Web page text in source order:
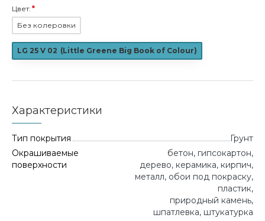
Цвет:
Без колеровки
LG 25 V 02 (Little Greene Big Book of Colour)
Характеристики
Тип покрытия
Грунт
Окрашиваемые
поверхности
бетон, гипсокартон,
дерево, керамика, кирпич,
металл, обои под покраску,
пластик,
природный камень,
шпатлевка, штукатурка